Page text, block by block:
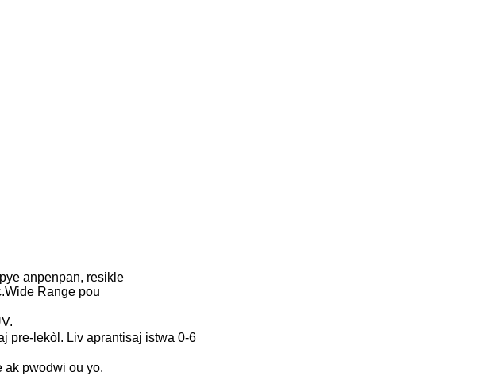
anpenpan, resikle
Range pou
pre-lekòl. Liv aprantisaj istwa 0-6
ak pwodwi ou yo.